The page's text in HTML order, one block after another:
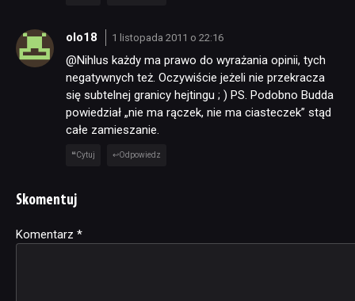
olo18 1 listopada 2011 o 22:16
@Nihlus każdy ma prawo do wyrażania opinii, tych
negatywnych też. Oczywiście jeżeli nie przekracza
się subtelnej granicy hejtingu ; ) PS. Podobno Budda
powiedział „nie ma rączek, nie ma ciasteczek” stąd
całe zamieszanie.
Cytuj Odpowiedz
Skomentuj
Komentarz *
Alternative: